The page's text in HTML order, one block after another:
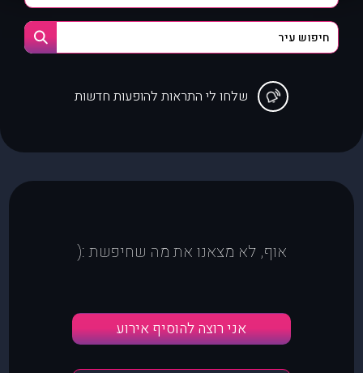
שלחו לי התראות להופעות חדשות
אוף, לא מצאנו את מה שחיפשת :(
אני רוצה להוסיף אירוע